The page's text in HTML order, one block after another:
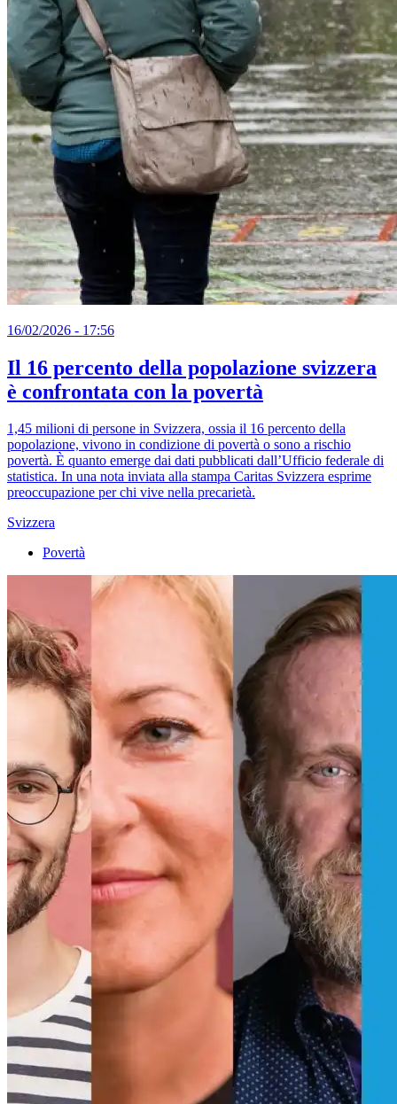
16/02/2026 - 17:56
Il 16 percento della popolazione svizzera
è confrontata con la povertà
1,45 milioni di persone in Svizzera, ossia il 16 percento della
popolazione, vivono in condizione di povertà o sono a rischio
povertà. È quanto emerge dai dati pubblicati dall’Ufficio federale di
statistica. In una nota inviata alla stampa Caritas Svizzera esprime
preoccupazione per chi vive nella precarietà.
Svizzera
Povertà